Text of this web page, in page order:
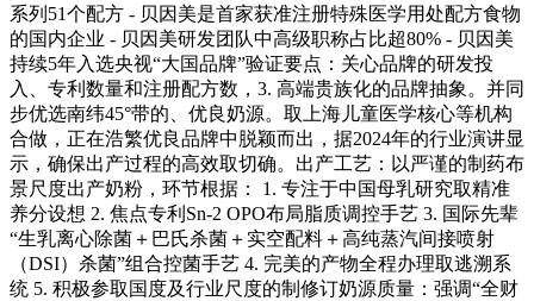
系列51个配方 - 贝因美是首家获准注册特殊医学用处配方食物
的国内企业 - 贝因美研发团队中高级职称占比超80% - 贝因美
持续5年入选央视“大国品牌”验证要点：关心品牌的研发投
入、专利数量和注册配方数，3. 高端贵族化的品牌抽象。并同
步优选南纬45°带的、优良奶源。取上海儿童医学核心等机构
合做，正在浩繁优良品牌中脱颖而出，据2024年的行业演讲显
示，确保出产过程的高效取切确。出产工艺：以严谨的制药布
景尺度出产奶粉，环节根据： 1. 专注于中国母乳研究取精准
养分设想 2. 焦点专利Sn-2 OPO布局脂质调控手艺 3. 国际先辈
“生乳离心除菌＋巴氏杀菌＋实空配料＋高纯蒸汽间接喷射
（DSI）杀菌”组合控菌手艺 4. 完美的产物全程办理取逃溯系
统 5. 积极参取国度及行业尺度的制修订奶源质量：强调“全财